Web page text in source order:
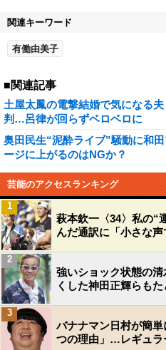
関連キーワード
有働由美子
■関連記事
土屋太鳳の電撃結婚で気になる
判…呂律が回らずベロベロに
奥田民生“泥酔ライブ”騒動に和
ージに上がるのはNGか？
芸能のアクセスランキング
萩本欽一〈34〉私の
んだ通訳に「小さな声
1
強いショック状態の
くした神田正輝らも
2
バナナマン日村が簡
つの理由」…レギュラ
3